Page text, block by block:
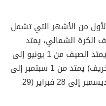
من الأشهر التي تشمل
الكرة الشمالي، يمتد
الربيع من 1 مارس إلى 31 مايو يمتد الصيف من 1 يونيو إلى
31 أغسطس، ويمتد الخريف (الخريف) يمتد من 1 سبتمبر إلى
30 نوفمبر، ويمتد الشتاء من 1 ديسمبر إلى 28 فبراير (29